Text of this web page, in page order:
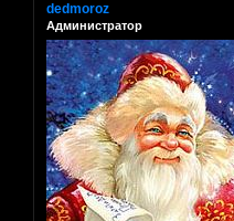
dedmoroz
Администратор